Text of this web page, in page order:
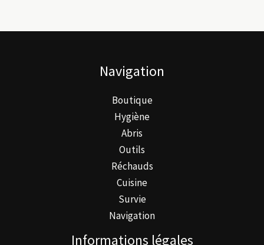
choisies
la
page
du
produit
Navigation
Boutique
Hygiène
Abris
Outils
Réchauds
Cuisine
Survie
Navigation
Informations légales